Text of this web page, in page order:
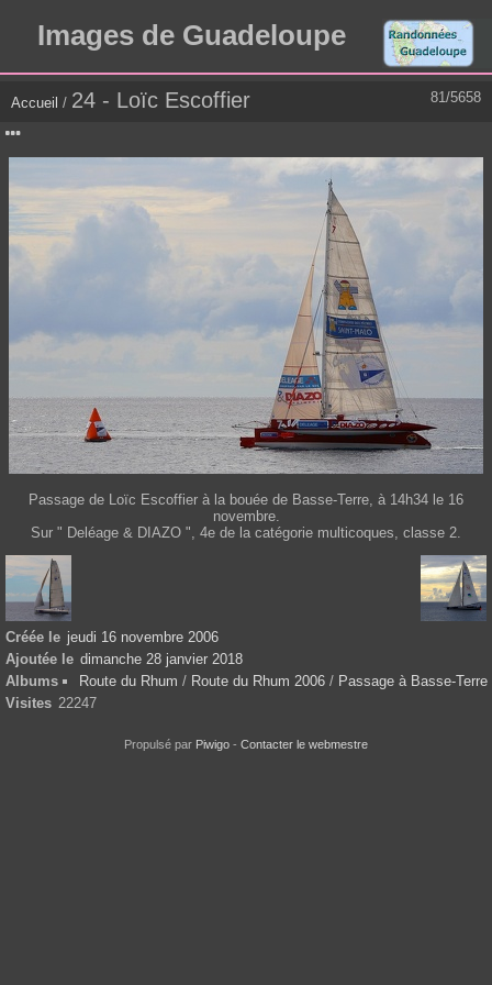
Images de Guadeloupe
81/5658
Accueil / 24 - Loïc Escoffier
Passage de Loïc Escoffier à la bouée de Basse-Terre, à 14h34 le 16
novembre.
Sur " Deléage & DIAZO ", 4e de la catégorie multicoques, classe 2.
Créée le jeudi 16 novembre 2006
Ajoutée le dimanche 28 janvier 2018
Albums
Route du Rhum / Route du Rhum 2006 / Passage à Basse-Terre
Visites 22247
Propulsé par Piwigo - Contacter le webmestre